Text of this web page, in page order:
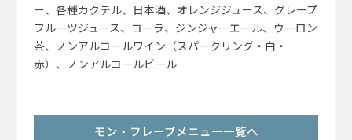
ー、各種カクテル、日本酒、オレンジジュース、グレープ
フルーツジュース、コーラ、ジンジャーエール、ウーロン
茶、ノンアルコールワイン（スパークリング・白・
赤）、ノンアルコールビール
モン・フレーブメニュー一覧へ